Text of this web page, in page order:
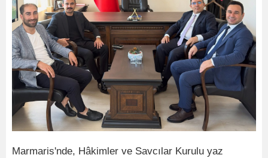
Marmaris'nde, Hâkimler ve Savcılar Kurulu yaz